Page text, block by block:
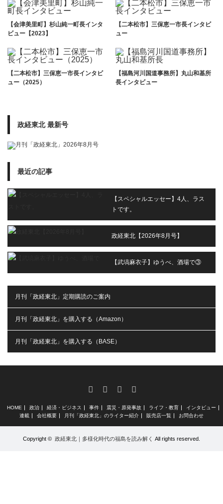
【会津美里町】杉山純一町長インタ
ビュー【2023】
【二本松市】三保恵一市長インタビ
ュー
【二本松市】三保恵一市長インタビ
ュー（2025）
【福島河川国道事務所】丸山和基所
長インタビュー
政経東北 最新号
最近の記事
【スペシャルエッセー】4人、ラス
トです。
政経東北【2026年8月号】
【武塙麻衣子】ゆうべ、酒場で③
月刊「政経東北」定期購読のご案内
月刊「政経東北」を購入する（Amazon）
月刊「政経東北」を購入する（BASE）
FacebookInstagram
RSS
HOME 政治 経済・ビジネス 事件 震災・原発事故 ライフ・教育
インタビュー
連載
会社概要 月刊「政経東北」のライター紹介 販売店一覧 お問合わせ
Copyright © 政経東北｜多様化時代の福島を読み解く All rights reserved.